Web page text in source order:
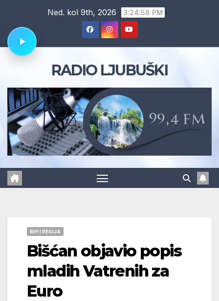
content
Ned. kol 9th, 2026 3:24:59 PM
RADIO LJUBUŠKI
BIH I REGIJA
Bišćan objavio popis
mladih Vatrenih za
Euro